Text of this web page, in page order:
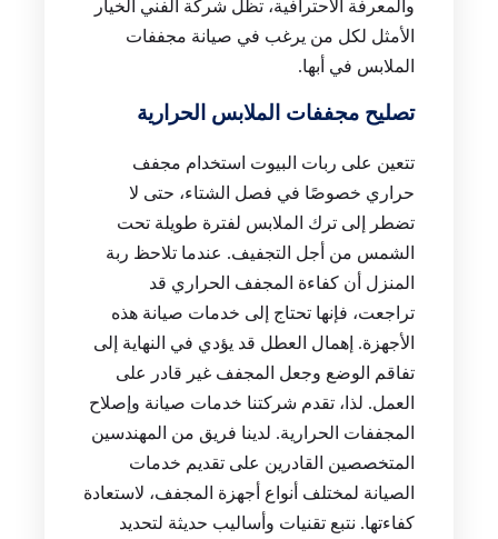
والمعرفة الاحترافية، تظل شركة الفني الخيار
الأمثل لكل من يرغب في صيانة مجففات
الملابس في أبها.
تصليح مجففات الملابس الحرارية
تتعين على ربات البيوت استخدام مجفف
حراري خصوصًا في فصل الشتاء، حتى لا
تضطر إلى ترك الملابس لفترة طويلة تحت
الشمس من أجل التجفيف. عندما تلاحظ ربة
المنزل أن كفاءة المجفف الحراري قد
تراجعت، فإنها تحتاج إلى خدمات صيانة هذه
الأجهزة. إهمال العطل قد يؤدي في النهاية إلى
تفاقم الوضع وجعل المجفف غير قادر على
العمل. لذا، تقدم شركتنا خدمات صيانة وإصلاح
المجففات الحرارية. لدينا فريق من المهندسين
المتخصصين القادرين على تقديم خدمات
الصيانة لمختلف أنواع أجهزة المجفف، لاستعادة
كفاءتها. نتبع تقنيات وأساليب حديثة لتحديد